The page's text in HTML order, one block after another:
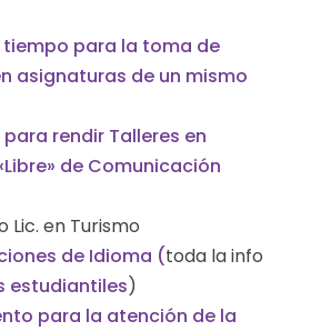
tiempo para la toma de
asignaturas de un mismo
rendir Talleres en
de Comunicación
Lic. en Turismo
de Idioma (toda la info
estudiantiles)
para la atención de la